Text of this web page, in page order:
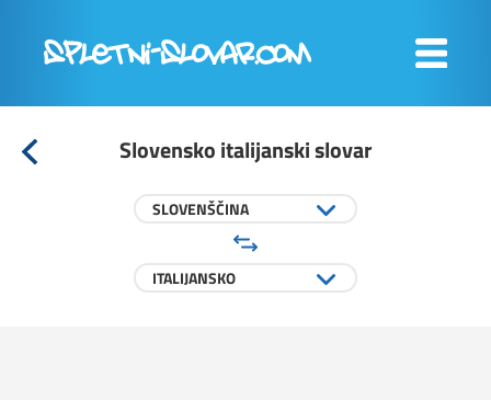
Slovensko italijanski slovar
SLOVENŠČINA
ITALIJANSKO